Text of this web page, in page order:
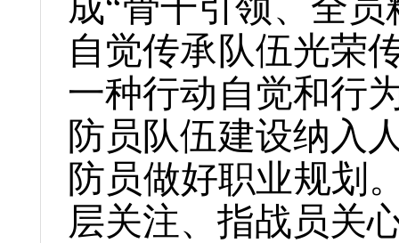
自觉传承队伍光荣
一种行动自觉和行
防员队伍建设纳入
防员做好职业规划
层关注、指战员关